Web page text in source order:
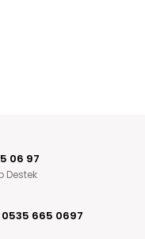
06 97
Destek
0535 665 0697